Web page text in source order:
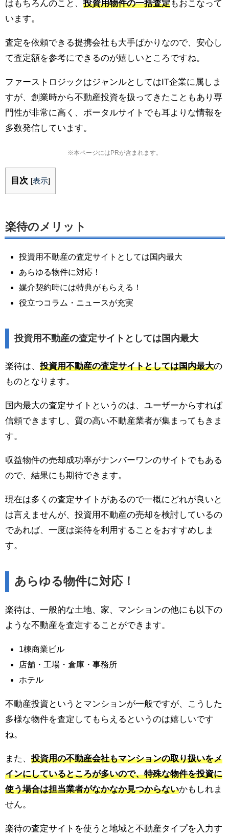
はもちろんのこと、 投資用物件の一括査定もおこなって
います。
査定を依頼できる提携会社も大手ばかりなので、安心し
て査定額を参考にできるのが嬉しいところですね。
ファーストロジックはジャンルとしてはIT企業に属しま
すが、創業時から不動産投資を扱ってきたこともあり専
門性が非常に高く、ポータルサイトでも耳よりな情報を
多数発信しています。
※本ページにはPRが含まれます。
目次 [表示]
楽待のメリット
投資用不動産の査定サイトとしては国内最大
あらゆる物件に対応！
媒介契約時には特典がもらえる！
役立つコラム・ニュースが充実
投資用不動産の査定サイトとしては国内最大
楽待は、 投資用不動産の査定サイトとしては国内最大の
ものとなります。
国内最大の査定サイトというのは、ユーザーからすれば
信頼できますし、質の高い不動産業者が集まってもきま
す。
収益物件の売却成功率がナンバーワンのサイトでもある
ので、結果にも期待できます。
現在は多くの査定サイトがあるので一概にどれが良いと
は言えませんが、投資用不動産の売却を検討しているの
であれば、一度は楽待を利用することをおすすめしま
す。
あらゆる物件に対応！
楽待は、一般的な土地、家、マンションの他にも以下の
ような不動産を査定することができます。
1棟商業ビル
店舗・工場・倉庫・事務所
ホテル
不動産投資というとマンションが一般ですが、こうした
多様な物件を査定してもらえるというのは嬉しいです
ね。
また、 投資用の不動産会社もマンションの取り扱いをメ
インにしているところが多いので、特殊な物件を投資に
使う場合は担当業者がなかなか見つからないかもしれま
せん。
楽待の査定サイトを使うと地域と不動産タイプを入力す